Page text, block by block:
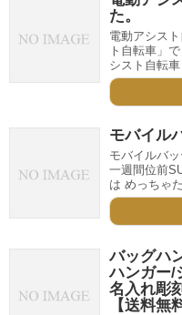
た。
電動アシス
ト自転車」
シスト自転
モバイル
モバイルバ
一週間位前
は めっちゃ
バッグハ
ハンガー/
名入れ彫
【送料無